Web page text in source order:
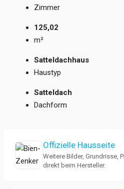
Zimmer
125,02
m²
Satteldachhaus
Haustyp
Satteldach
Dachform
Offizielle Hausseite
Weitere Bilder, Grundrisse,
direkt beim Hersteller.